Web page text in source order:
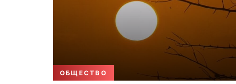
ОБЩЕСТВО